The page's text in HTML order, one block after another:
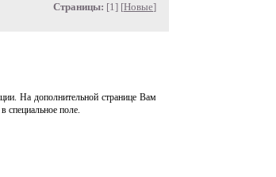
Страницы: [1] [Новые]
На дополнительной странице Вам
специальное поле.